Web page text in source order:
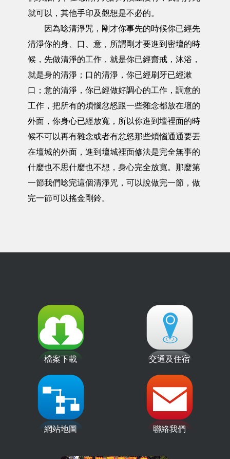
就可以，其他手印及觀想是不必的。
因為唸清淨咒，剛才你事先的時候你已經先
清淨你的身、口、意，所謂剛才要進到密壇的時
候，先做清淨的工作，就是你已經齋戒，沐浴，
就是身的清淨；口的清淨，你已經刷牙已經漱
口；意的清淨，你已經做好調心的工作，調意的
工作，把所有的煩惱忿怒跟一些雜念都放在壇的
外面，你身心已經放寬，所以你進到壇裡面的時
候不可以再有雜念或者有忿怒那些煩惱通通要丟
在壇城的外面，進到壇城裡面修法是完全無事的
什麼也不思什麼也不想，身心完全放寬。那麼第
一節我們唸完這個清淨咒，可以說做完一節，做
完一節可以搖金剛鈴。
檔案下載 交通及住宿
網站地圖 聯絡我們